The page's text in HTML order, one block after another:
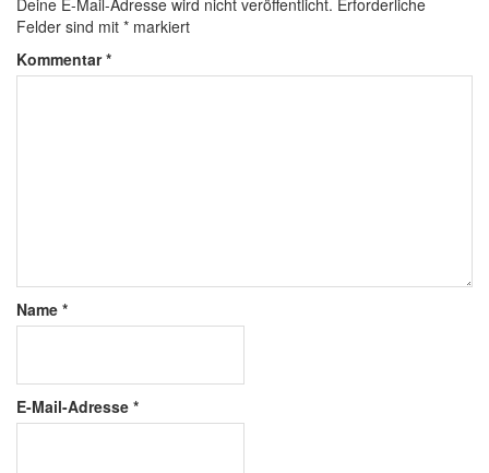
Deine E-Mail-Adresse wird nicht veröffentlicht. Erforderliche
Felder sind mit * markiert
Kommentar*
Name *
E-Mail-Adresse *